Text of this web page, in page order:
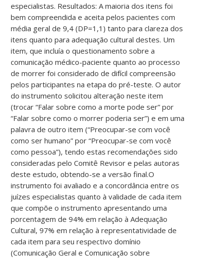
especialistas. Resultados: A maioria dos itens foi
bem compreendida e aceita pelos pacientes com
média geral de 9,4 (DP=1,1) tanto para clareza dos
itens quanto para adequação cultural destes. Um
item, que incluía o questionamento sobre a
comunicação médico-paciente quanto ao processo
de morrer foi considerado de difícil compreensão
pelos participantes na etapa do pré-teste. O autor
do instrumento solicitou alteração neste item
(trocar “Falar sobre como a morte pode ser” por
“Falar sobre como o morrer poderia ser”) e em uma
palavra de outro item (“Preocupar-se com você
como ser humano” por “Preocupar-se com você
como pessoa”), tendo estas recomendações sido
consideradas pelo Comitê Revisor e pelas autoras
deste estudo, obtendo-se a versão final.O
instrumento foi avaliado e a concordância entre os
juízes especialistas quanto à validade de cada item
que compõe o instrumento apresentando uma
porcentagem de 94% em relação à Adequação
Cultural, 97% em relação à representatividade de
cada item para seu respectivo domínio
(Comunicação Geral e Comunicação sobre